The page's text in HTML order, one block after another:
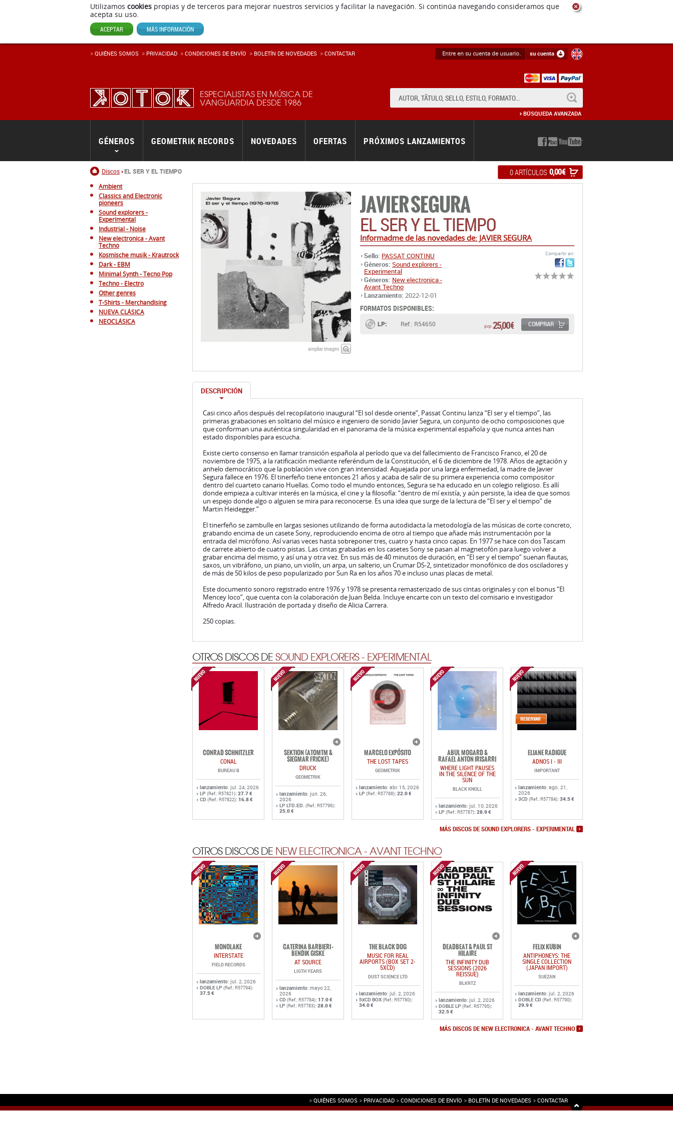
Utilizamos cookies propias y de terceros para mejorar nuestros servicios y facilitar la navegación. Si continúa navegando consideramos que
acepta su uso.
ACEPTAR MÁS INFORMACIÓN
ESPECIALISTAS EN MÚSICA DE
VANGUARDIA DESDE 1986
Inicio
Discos EL SER Y EL TIEMPO
Entre en su cuenta de usuario. su cuenta
BÚSQUEDA AVANZADA
0 ARTÍCULOS 0,00 €
GÉNEROS GEOMETRIK RECORDS NOVEDADES OFERTAS PRÓXIMOS LANZAMIENTOS
QUIÉNES SOMOS PRIVACIDAD CONDICIONES DE ENVÍ­O BOLETÍN DE NOVEDADES CONTACTAR
Ambient
Classics and Electronic
pioneers
Sound explorers -
Experimental
Industrial - Noise
New electronica - Avant
Techno
Kosmische musik - Krautrock
Dark - EBM
Minimal Synth - Tecno Pop
Techno - Electro
Other genres
T-Shirts - Merchandising
NUEVA CLÁSICA
NEOCLÁSICA
JAVIER SEGURA
EL SER Y EL TIEMPO
Informadme de las novedades de: JAVIER SEGURA
ampliar imagen
Sello: PASSAT CONTINU
Géneros: Sound explorers -
Experimental
Géneros: New electronica -
Avant Techno
Lanzamiento: 2022-12-01
Compartir en:
FORMATOS DISPONIBLES:
LP: Ref.: R54650 pvp:25,00 € COMPRAR
DESCRIPCIÓN
Casi cinco años después del recopilatorio inaugural “El sol desde oriente”, Passat Continu lanza “El ser y el tiempo”, las
primeras grabaciones en solitario del músico e ingeniero de sonido Javier Segura, un conjunto de ocho composiciones que
que conforman una auténtica singularidad en el panorama de la música experimental española y que nunca antes han
estado disponibles para escucha.
Existe cierto consenso en llamar transición española al período que va del fallecimiento de Francisco Franco, el 20 de
noviembre de 1975, a la ratificación mediante referéndum de la Constitución, el 6 de diciembre de 1978. Años de agitación y
anhelo democrático que la población vive con gran intensidad. Aquejada por una larga enfermedad, la madre de Javier
Segura fallece en 1976. El tinerfeño tiene entonces 21 años y acaba de salir de su primera experiencia como compositor
dentro del cuarteto canario Huellas. Como todo el mundo entonces, Segura se ha educado en un colegio religioso. Es allí
donde empieza a cultivar interés en la música, el cine y la filosofía: “dentro de mí existía, y aún persiste, la idea de que somos
un espejo donde algo o alguien se mira para reconocerse. Es una idea que surge de la lectura de “El ser y el tiempo” de
Martin Heidegger.”
El tinerfeño se zambulle en largas sesiones utilizando de forma autodidacta la metodología de las músicas de corte concreto,
grabando encima de un casete Sony, reproduciendo encima de otro al tiempo que añade más instrumentación por la
entrada del micrófono. Así varias veces hasta sobreponer tres, cuatro y hasta cinco capas. En 1977 se hace con dos Tascam
de carrete abierto de cuatro pistas. Las cintas grabadas en los casetes Sony se pasan al magnetofón para luego volver a
grabar encima del mismo, y así una y otra vez. En sus más de 40 minutos de duración, en “El ser y el tiempo” suenan flautas,
saxos, un vibráfono, un piano, un violín, un arpa, un salterio, un Crumar DS-2, sintetizador monofónico de dos osciladores y
de más de 50 kilos de peso popularizado por Sun Ra en los años 70 e incluso unas placas de metal.
Este documento sonoro registrado entre 1976 y 1978 se presenta remasterizado de sus cintas originales y con el bonus “El
Mencey loco”, que cuenta con la colaboración de Juan Belda. Incluye encarte con un texto del comisario e investigador
Alfredo Aracil. Ilustración de portada y diseño de Alicia Carrera.
250 copias.
OTROS DISCOS DESOUND EXPLORERS - EXPERIMENTAL
CONRAD SCHNITZLER
CONAL
BUREAU B
lanzamiento: jul. 24, 2026
LP (Ref.: R57821): 27.7 €
CD (Ref.: R57822): 16.8 €
SEKTION (ATOMTM &
SIEGMAR FRICKE)
DRUCK
GEOMETRIK
lanzamiento: jun. 26,
2026
LP LTD.ED. (Ref.: R57796):
25.0 €
MARCELO EXPÓSITO
THE LOST TAPES
GEOMETRIK
lanzamiento: abr. 15, 2026
LP (Ref.: R57788): 22.0 €
ABUL MOGARD &
RAFAEL ANTON IRISARRI
WHERE LIGHT PAUSES
IN THE SILENCE OF THE
SUN
BLACK KNOLL
lanzamiento: jul. 10, 2026
LP (Ref.: R57787): 28.9 €
ELIANE RADIGUE
ADNOS I - III
IMPORTANT
lanzamiento: ago. 21,
2026
3CD (Ref.: R57784): 34.5 €
MÁS DISCOS DE SOUND EXPLORERS - EXPERIMENTAL
OTROS DISCOS DE NEW ELECTRONICA - AVANT TECHNO
MONOLAKE
INTERSTATE
FIELD RECORDS
lanzamiento: jul. 2, 2026
DOBLE LP (Ref.: R57794):
37.5 €
CATERINA BARBIERI -
BENDIK GISKE
AT SOURCE
LIGTH YEARS
lanzamiento: mayo 22,
2026
CD (Ref.: R57784): 17.0 €
LP (Ref.: R57783): 28.0 €
THE BLACK DOG
MUSIC FOR REAL
AIRPORTS (BOX SET 2-
5XCD)
DUST SCIENCE LTD
lanzamiento: jul. 2, 2026
5xCD BOX(Ref.: R57780):
34.0 €
DEADBEAT & PAUL ST
HILAIRE
THE INFINITY DUB
SESSIONS (2026
REISSUE)
BLKRTZ
lanzamiento: jul. 2, 2026
DOBLE LP (Ref.: R57795):
32.5 €
FELIX KUBIN
ANTIPHONEYS: THE
SINGLE COLLECTION
(JAPAN IMPORT)
SUEZAN
lanzamiento: jul. 2, 2026
DOBLE CD (Ref.: R57790):
29.9 €
MÁS DISCOS DE NEW ELECTRONICA - AVANT TECHNO
QUIÉNES SOMOS PRIVACIDAD CONDICIONES DE ENVÍO BOLETÍN DE NOVEDADES CONTACTAR